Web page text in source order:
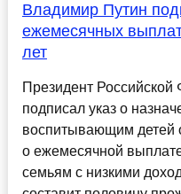
Владимир Путин
ежемесячных
лет
Президент
подписал указ о
воспитывающим детей
о ежемесячной
семьям с низкими